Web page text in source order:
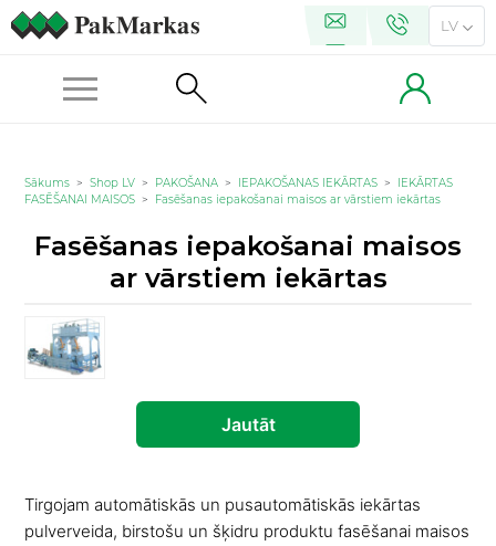
LV
Sākums >Shop LV > PAKOŠANA > IEPAKOŠANAS IEKĀRTAS > IEKĀRTAS
FASĒŠANAI MAISOS > Fasēšanas iepakošanai maisos ar vārstiem iekārtas
Fasēšanas iepakošanai maisos
ar vārstiem iekārtas
Tirgojam automātiskās un pusautomātiskās iekārtas
pulverveida, birstošu un šķidru produktu fasēšanai maisos
Jautāt